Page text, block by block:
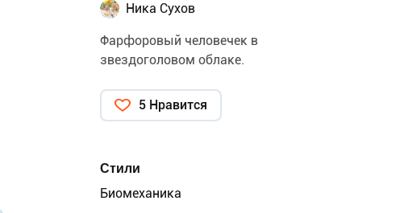
Ника Сухов
Фарфоровый человечек в
звездоголовом облаке.
5 Нравится
Стили
Биомеханика